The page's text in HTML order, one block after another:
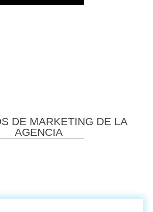
DE MARKETING DE LA
AGENCIA